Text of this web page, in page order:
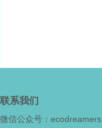
联系我们
微信公众号：ecodreamers